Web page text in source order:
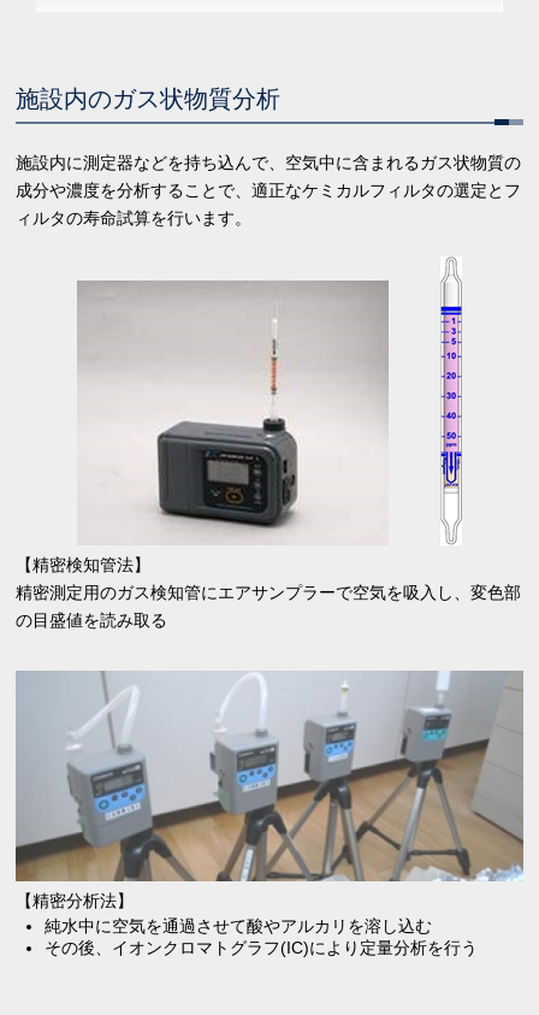
施設内のガス状物質分析
施設内に測定器などを持ち込んで、空気中に含まれるガス状物質の
成分や濃度を分析することで、適正なケミカルフィルタの選定とフ
ィルタの寿命試算を行います。
【精密検知管法】
精密測定用のガス検知管にエアサンプラーで空気を吸入し、変色部
の目盛値を読み取る
【精密分析法】
純水中に空気を通過させて酸やアルカリを溶し込む
その後、イオンクロマトグラフ(IC)により定量分析を行う